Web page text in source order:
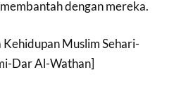
dengan mereka.
Kehidupan Muslim Sehari-
Dar Al-Wathan]